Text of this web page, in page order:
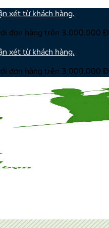
xét từ khách hàng.
đơn hàng trên 3.000.000 Đ
xét từ khách hàng.
đơn hàng trên 3.000.000 Đ